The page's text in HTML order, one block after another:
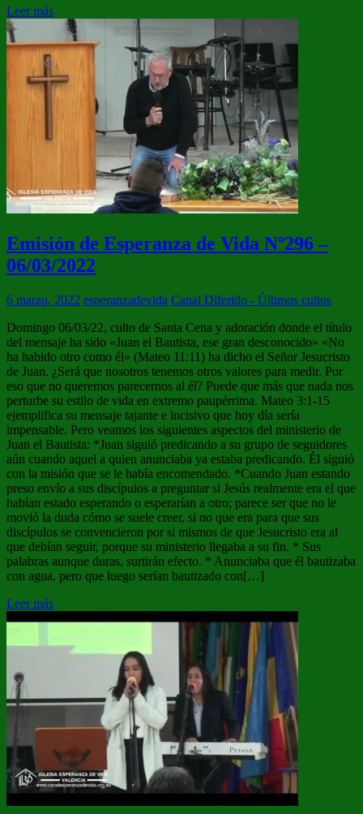
Leer más
Emisión de Esperanza de Vida Nº296 –
06/03/2022
6 marzo, 2022 esperanzadevida Canal Diferido - Últimos cultos
Domingo 06/03/22, culto de Santa Cena y adoración donde el título
del mensaje ha sido «Juan el Bautista, ese gran desconocido» «No
ha habido otro como él» (Mateo 11:11) ha dicho el Señor Jesucristo
de Juan. ¿Será que nosotros tenemos otros valores para medir. Por
eso que no queremos parecernos al él? Puede que más que nada nos
perturbe su estilo de vida en extremo paupérrima. Mateo 3:1-15
ejemplifica su mensaje tajante e incisivo que hoy día sería
impensable. Pero veamos los siguientes aspectos del ministerio de
Juan el Bautista: *Juan siguió predicando a su grupo de seguidores
aún cuando aquel a quien anunciaba ya estaba predicando. Él siguió
con la misión que se le había encomendado. *Cuando Juan estando
preso envío a sus discípulos a preguntar si Jesús realmente era el que
habían estado esperando o esperarían a otro; parece ser que no le
movió la duda cómo se suele creer, si no que era para que sus
discípulos se convencieron por si mismos de que Jesucristo era al
que debían seguir, porque su ministerio llegaba a su fin. * Sus
palabras aunque duras, surtirán efecto. * Anunciaba que él bautizaba
con agua, pero que luego serían bautizado con[…]
Leer más